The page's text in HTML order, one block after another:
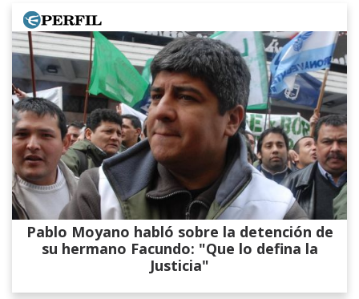
Pablo Moyano habló sobre la detención de
su hermano Facundo: "Que lo defina la
Justicia"